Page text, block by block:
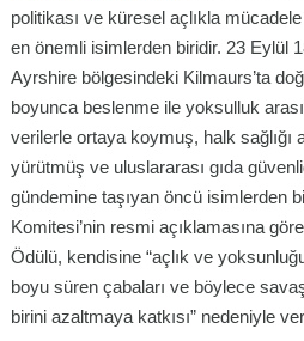
politikası ve küresel açlıkla
en önemli isimlerden biridir. 23 Eylül
Ayrshire bölgesindeki Kilmaurs’ta
boyunca beslenme ile yoksulluk
verilerle ortaya koymuş, halk sağlığı
yürütmüş ve uluslararası gıda
gündemine taşıyan öncü isimlerden
Komitesi’nin resmi açıklamasına
Ödülü, kendisine “açlık ve
boyu süren çabaları ve böylece
birini azaltmaya katkısı” nedeniyle